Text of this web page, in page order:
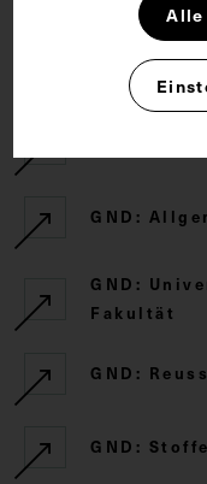
Externe Links
GND:
GND:
Fakultät
GND:
GND:
Alle